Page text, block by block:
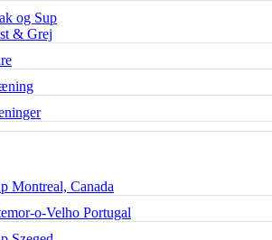
og Sup
& Grej
Montreal, Canada
o-Velho Portugal